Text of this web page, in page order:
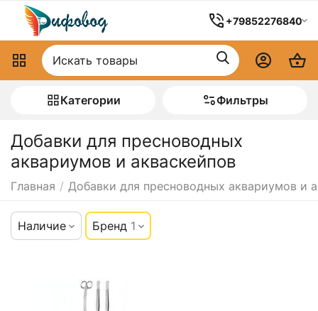
+79852276840
Категории Фильтры
Добавки для пресноводных
аквариумов и акваскейпов
Главная / Добавки для пресноводных аквариумов и
Наличие Бренд 1